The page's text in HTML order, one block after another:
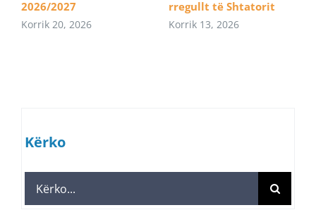
2026/2027
Korrik 20, 2026
rregullt të Shtatorit
Korrik 13, 2026
Kërko
Search
for: